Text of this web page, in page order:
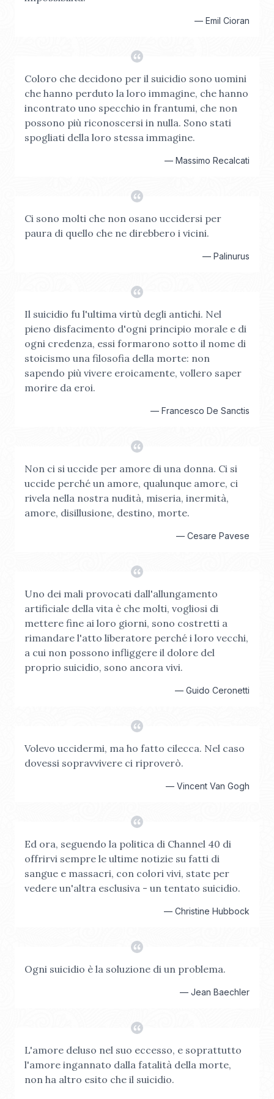
— Emil Cioran
Coloro che decidono per il suicidio sono uomini
che hanno perduto la loro immagine, che hanno
incontrato uno specchio in frantumi, che non
possono più riconoscersi in nulla. Sono stati
spogliati della loro stessa immagine.
— Massimo Recalcati
Ci sono molti che non osano uccidersi per
paura di quello che ne direbbero i vicini.
— Palinurus
Il suicidio fu l'ultima virtù degli antichi. Nel
pieno disfacimento d'ogni principio morale e di
ogni credenza, essi formarono sotto il nome di
stoicismo una filosofia della morte: non
sapendo più vivere eroicamente, vollero saper
morire da eroi.
— Francesco De Sanctis
Non ci si uccide per amore di una donna. Ci si
uccide perché un amore, qualunque amore, ci
rivela nella nostra nudità, miseria, inermità,
amore, disillusione, destino, morte.
— Cesare Pavese
Uno dei mali provocati dall'allungamento
artificiale della vita è che molti, vogliosi di
mettere fine ai loro giorni, sono costretti a
rimandare l'atto liberatore perché i loro vecchi,
a cui non possono infliggere il dolore del
proprio suicidio, sono ancora vivi.
— Guido Ceronetti
Volevo uccidermi, ma ho fatto cilecca. Nel caso
dovessi sopravvivere ci riproverò.
— Vincent Van Gogh
Ed ora, seguendo la politica di Channel 40 di
offrirvi sempre le ultime notizie su fatti di
sangue e massacri, con colori vivi, state per
vedere un'altra esclusiva - un tentato suicidio.
— Christine Hubbock
Ogni suicidio è la soluzione di un problema.
— Jean Baechler
L'amore deluso nel suo eccesso, e soprattutto
l'amore ingannato dalla fatalità della morte,
non ha altro esito che il suicidio.